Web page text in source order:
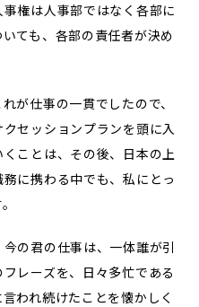
権は人事部ではなく各部に
ても、各部の責任者が決め
が仕事の一貫でしたので、
セッションプランを頭に入
ことは、その後、日本の上
に携わる中でも、私にとっ
の君の仕事は、一体誰が引
レーズを、日々多忙である
われ続けたことを懐かしく